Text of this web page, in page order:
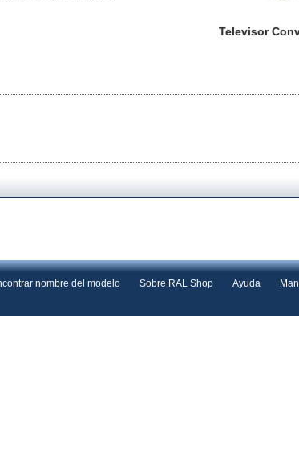
Televisor
nombre del modelo Sobre RAL Shop Ayuda